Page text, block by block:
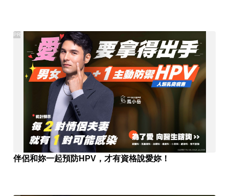
伴侶和妳一起預防HPV，才有資格說愛妳！
PR